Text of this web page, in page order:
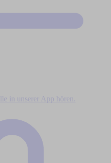
in unserer App hören.